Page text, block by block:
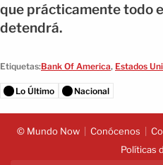
que prácticamente todo
detendrá.
Etiquetas:Bank Of America, Estados
Lo Último Nacional
© Mundo Now Conócenos
Políticas